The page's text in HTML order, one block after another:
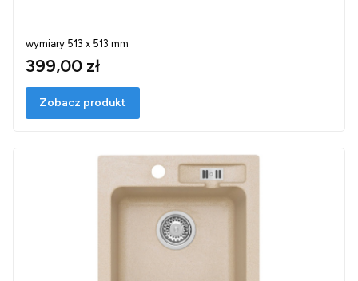
wymiary 513 x 513 mm
399,00 zł
Zobacz produkt